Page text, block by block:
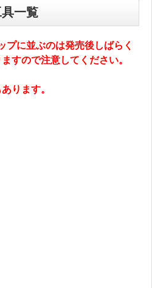
一覧
に並ぶのは発売後しばらく
すので注意してください。
ります。